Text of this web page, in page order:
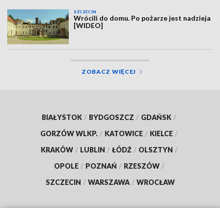
SZCZECIN
Wrócili do domu. Po pożarze jest nadzieja
[WIDEO]
ZOBACZ WIĘCEJ
BIAŁYSTOK / BYDGOSZCZ / GDAŃSK /
GORZÓW WLKP. / KATOWICE / KIELCE /
KRAKÓW / LUBLIN / ŁÓDŹ / OLSZTYN /
OPOLE / POZNAŃ / RZESZÓW /
SZCZECIN / WARSZAWA / WROCŁAW